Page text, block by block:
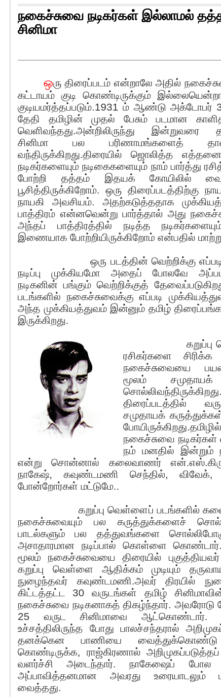
நகைச்சுவை நடிகர்கள் இல்லாமல்
சினிமா
ஒரு திரைப்படம் என்றாலே அதில்
கட்டாயம் குடி கொண்டிருக்கும்
குடியமர்த்தப்படும்.1931 ம் ஆண்டு அக்டோபர்
தேதி தமிழின் முதல் பேசும் படமான
வெளிவந்தது.அன்றிலிருந்து இன்றுவரை
சினிமா பல பரிணாமங்களைத்
வந்திருக்கிறது.திரையில் ஜொலித்த
நடிகர்களையும் நடிகைகளையும் நாம் பார்த்து
போற்றி தத்தம் இதயக் கோயிலில்
பூசித்திருக்கிறோம். ஒரு திரைப்படத்திற்கு
நாயகி அவசியம். அதற்கடுத்ததாக
பாத்திரம் என்னவென்று பார்த்தால் அது
அந்தப் பாத்திரத்தில் நடித்த
இணையாக போற்றியிருக்கிறோம் என்பதில்
ஒரு படத்தின் வெற்றிக்கு எப்படி
நடிப்பு முக்கியமோ அதைப் போலவே
நடிகனின் பங்கும் வெற்றிக்குத்
படங்களில் நகைச்சுவைக்கு எப்படி
அந்த முக்கியத்துவம் இன்னும் தமிழ்
இருக்கிறது.
கறுப்பு
ரசிகர்களை
நகைச்சுவையை
மூலம் சமுதாயக்
திரைப்படத்தில்
சமுதாயக்
நகைச்சுவை நடிகர்கள்
நம் மனதில் இன்றும்
என்று சொன்னால் கலைவாணர்
நாகேஷ், கவுண்டமணி செந்தில், விவேக்,
போன்றோர்கள் மட்டுமே..
கறுப்பு வெள்ளைப் படங்களில்
நகைச்சுவையும் பல கருத்துக்களைச்
பாடல்களும் பல தத்துவங்களை
அசாதாரமான நடிப்பால் கொள்ளை
மூலம் நகைச்சுவையை திரையில்
கறுப்பு வெள்ளை ஆதிக்கம் முடியும்
நுழைந்தவர் கவுண்டமணி.அவர் திரயில்
கிட்டத்தட்ட 30 வருடங்கள் தமிழ்
நகைச்சுவை நடிகனாகத் திகழ்ந்தார். அவரோடு
25 வருட சினிமாவை ஆட்கொண்டார்.
உச்சத்திலிருந்த போது பாலச்சந்தரால்
தனக்கென பாணியை
கொண்டிருக்க, ராஜ்கிரணால்
வளர்ச்சி அடைந்தார். நாகேஷைப் போல
அப்பாவித்தனமான அவரது உரையாடலும்
வைத்தது.